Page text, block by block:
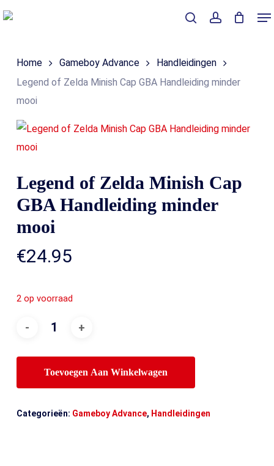
Skip
content
Home Gameboy Advance
Handleidingen
Legend of Zelda Minish Cap GBA Handleiding minder
mooi
Legend of Zelda Minish Cap
GBA Handleiding minder
mooi
€24.95
2 op voorraad
Toevoegen Aan Winkelwagen
Categorieën: Gameboy Advance, Handleidingen